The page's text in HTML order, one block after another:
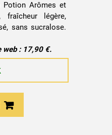
Potion Arômes et
fraîcheur légère,
sans sucralose.
web : 17,90 €.